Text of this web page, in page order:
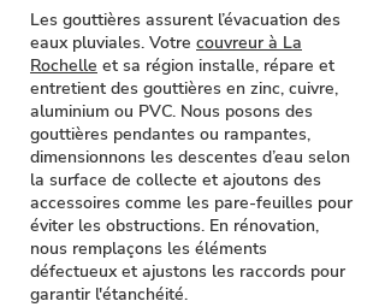
Les gouttières assurent l’évacuation des
eaux pluviales. Votre couvreur à La
Rochelle et sa région installe, répare et
entretient des gouttières en zinc, cuivre,
aluminium ou PVC. Nous posons des
gouttières pendantes ou rampantes,
dimensionnons les descentes d’eau selon
la surface de collecte et ajoutons des
accessoires comme les pare-feuilles pour
éviter les obstructions. En rénovation,
nous remplaçons les éléments
défectueux et ajustons les raccords pour
garantir l'étanchéité.